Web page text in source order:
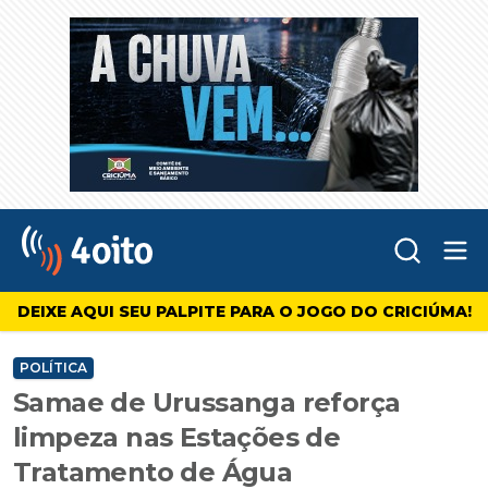
4oito
DEIXE AQUI SEU PALPITE PARA O JOGO DO CRICIÚMA!
POLÍTICA
Samae de Urussanga reforça
limpeza nas Estações de
Tratamento de Água